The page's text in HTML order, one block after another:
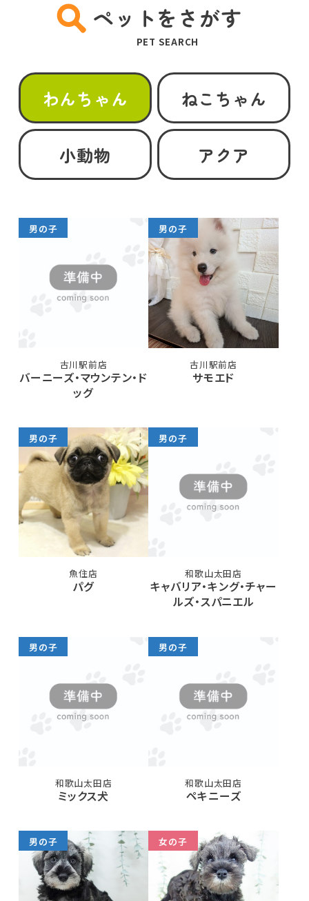
ペットをさがす
PET SEARCH
わんちゃん ねこちゃん
小動物 アクア
男の子
古川駅前店
バーニーズ・マウンテン・ド
ッグ
男の子
古川駅前店
サモエド
男の子
魚住店
パグ
男の子
和歌山太田店
キャバリア・キング・チャー
ルズ・スパニエル
男の子
和歌山太田店
ミックス犬
男の子
和歌山太田店
ペキニーズ
男の子 女の子